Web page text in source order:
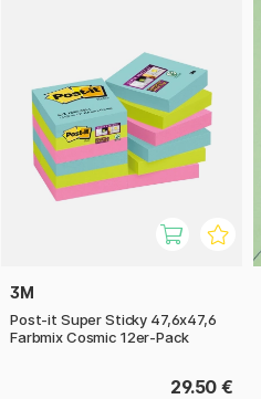
3M
Post-it Super Sticky 47,6x47,6
Farbmix Cosmic 12er-Pack
29.50 €